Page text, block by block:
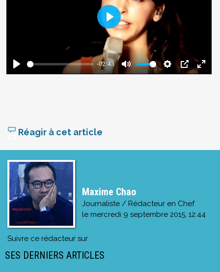
Réagir à cet article
Maxime Chao
Journaliste / Rédacteur en Chef
le mercredi 9 septembre 2015, 12:44
Suivre ce rédacteur sur
SES DERNIERS ARTICLES